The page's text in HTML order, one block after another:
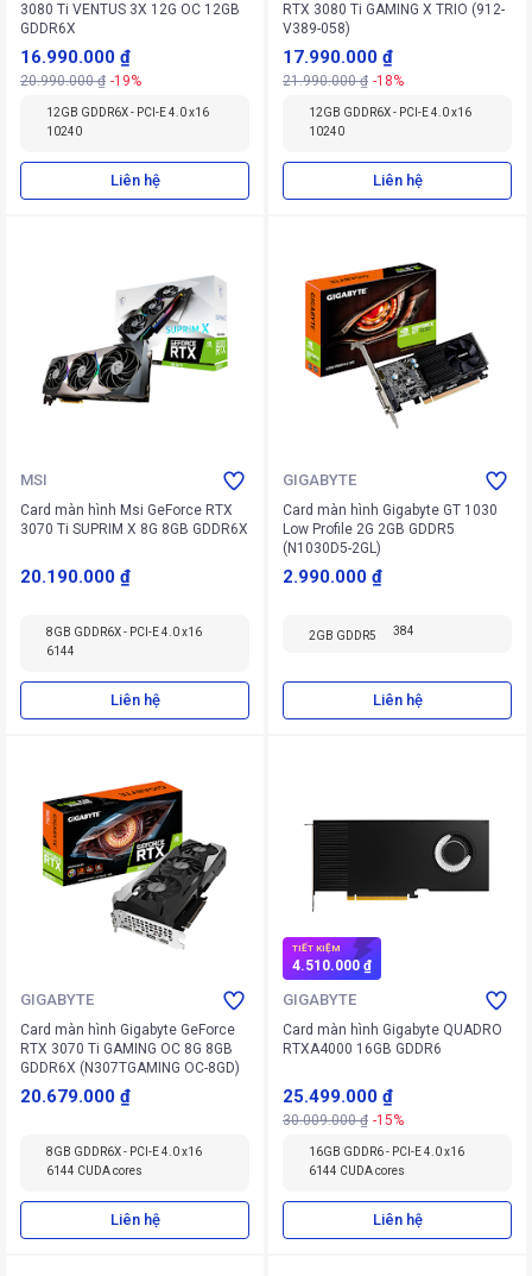
3080 Ti VENTUS 3X 12G OC 12GB
GDDR6X
16.990.000 ₫
20.990.000 ₫ -19%
12GB GDDR6X - PCI-E 4.0 x16
10240
Liên hệ
RTX 3080 Ti GAMING X TRIO (912-
V389-058)
17.990.000 ₫
21.990.000 ₫ -18%
12GB GDDR6X - PCI-E 4.0 x16
10240
Liên hệ
MSI
Card màn hình Msi GeForce RTX
3070 Ti SUPRIM X 8G 8GB GDDR6X
20.190.000 ₫
8GB GDDR6X - PCI-E 4.0 x16
6144
Liên hệ
GIGABYTE
Card màn hình Gigabyte GT 1030
Low Profile 2G 2GB GDDR5
(N1030D5-2GL)
2.990.000 ₫
2GB GDDR5 384
Liên hệ
GIGABYTE
Card màn hình Gigabyte GeForce
RTX 3070 Ti GAMING OC 8G 8GB
GDDR6X (N307TGAMING OC-8GD)
20.679.000 ₫
8GB GDDR6X - PCI-E 4.0 x16
6144 CUDA cores
Liên hệ
TIẾT KIỆM
4.510.000 ₫
GIGABYTE
Card màn hình Gigabyte QUADRO
RTXA4000 16GB GDDR6
25.499.000 ₫
30.009.000 ₫ -15%
16GB GDDR6 - PCI-E 4.0 x16
6144 CUDA cores
Liên hệ